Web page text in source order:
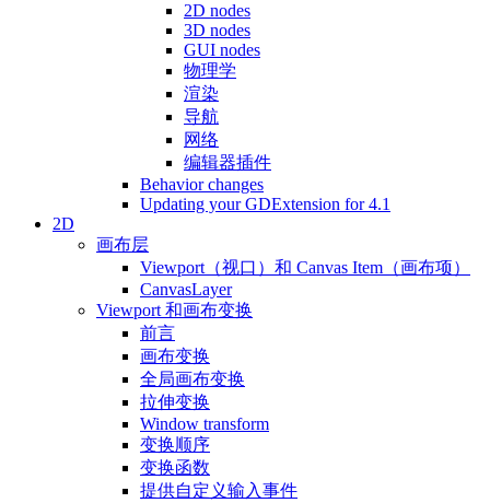
2D nodes
3D nodes
GUI nodes
物理学
渲染
导航
网络
编辑器插件
Behavior changes
Updating your GDExtension for 4.1
2D
画布层
Viewport（视口）和 Canvas Item（画布项）
CanvasLayer
Viewport 和画布变换
前言
画布变换
全局画布变换
拉伸变换
Window transform
变换顺序
变换函数
提供自定义输入事件